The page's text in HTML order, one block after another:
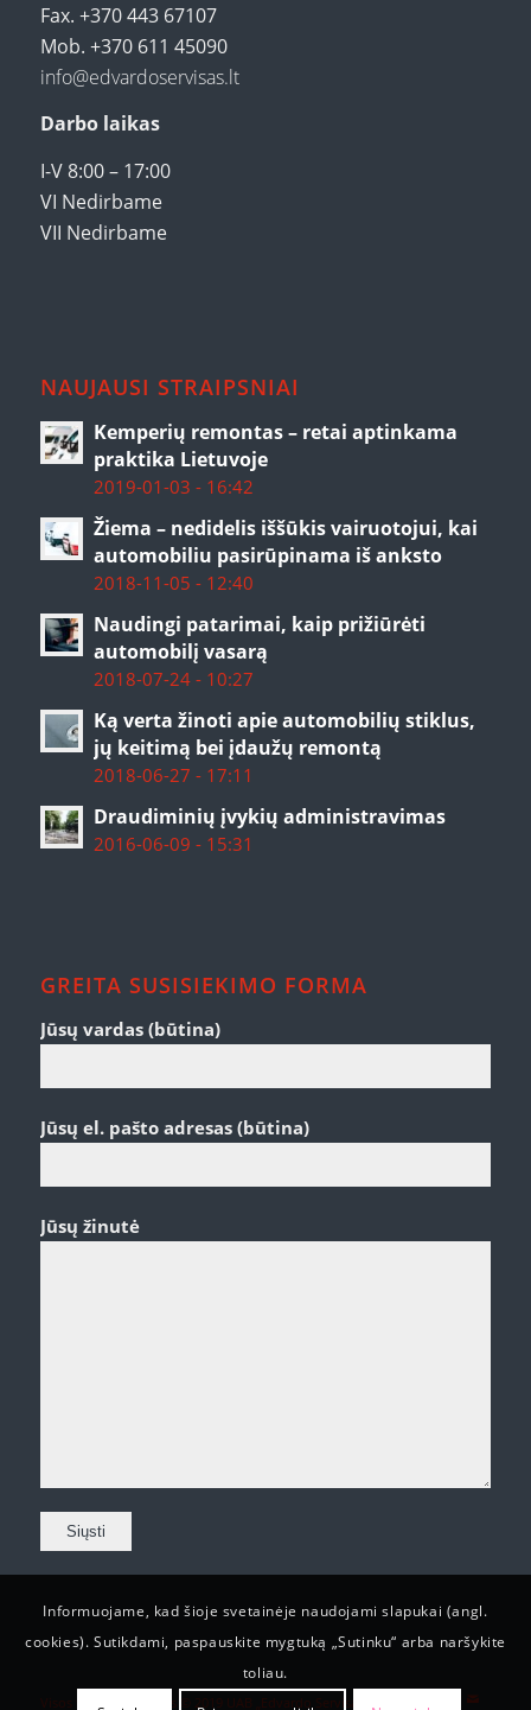
Fax. +370 443 67107
Mob. +370 611 45090
info@edvardoservisas.lt
Darbo laikas
I-V 8:00 – 17:00
VI Nedirbame
VII Nedirbame
NAUJAUSI STRAIPSNIAI
Kemperių remontas – retai aptinkama
praktika Lietuvoje
2019-01-03 - 16:42
Žiema – nedidelis iššūkis vairuotojui, kai
automobiliu pasirūpinama iš anksto
2018-11-05 - 12:40
Naudingi patarimai, kaip prižiūrėti
automobilį vasarą
2018-07-24 - 10:27
Ką verta žinoti apie automobilių stiklus,
jų keitimą bei įdaužų remontą
2018-06-27 - 17:11
Draudiminių įvykių administravimas
2016-06-09 - 15:31
GREITA SUSISIEKIMO FORMA
Jūsų vardas (būtina)
Jūsų el. pašto adresas (būtina)
Jūsų žinutė
Visos teisės saugomos © 2019 UAB „Edvardo Servisas“
Informuojame, kad šioje svetainėje naudojami slapukai (angl.
cookies). Sutikdami, paspauskite mygtuką „Sutinku“ arba naršykite
toliau.